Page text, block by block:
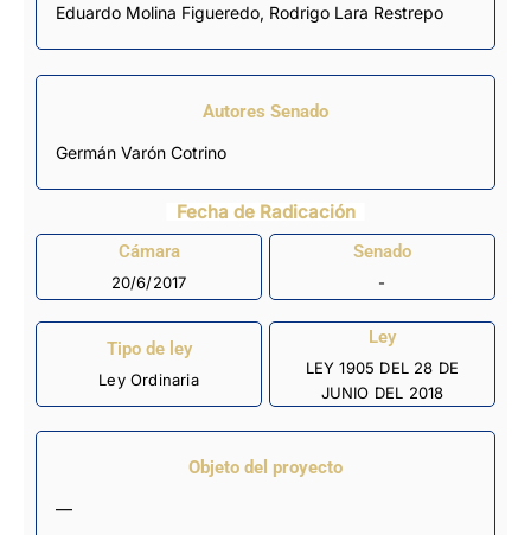
Eduardo Molina Figueredo, Rodrigo Lara Restrepo
Autores Senado
Germán Varón Cotrino
Fecha de Radicación
Cámara
20/6/2017
Senado
-
Tipo de ley
Ley Ordinaria
Ley
LEY 1905 DEL 28 DE
JUNIO DEL 2018
Objeto del proyecto
—